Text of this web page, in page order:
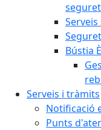
Serveis
Bústia
Serveis i tràmits
Notificació
Punts